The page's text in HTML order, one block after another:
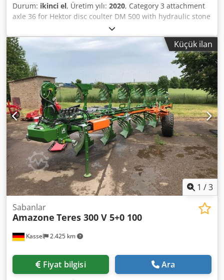
Durum: ikinci el, Üretim yılı: 2020, Category 3 attachment
axle 36 for Hektor disc coulter DM 500 with hydraulic stone
protection / heavy-duty adjustable G1 skim coulter
Lighting: rear LED, front marking / anti-theft device EC type
approval – EU 40 km/h – fully-mounted reversible plough –
RH 82 / expandable Dsdpfxsthk U To Ai Neck
Küçük ilan
1 /3
Kassel 2.425 km
Sabanlar
Amazone Teres 300 V 5+0 100
Fiyat bilgisi Ara